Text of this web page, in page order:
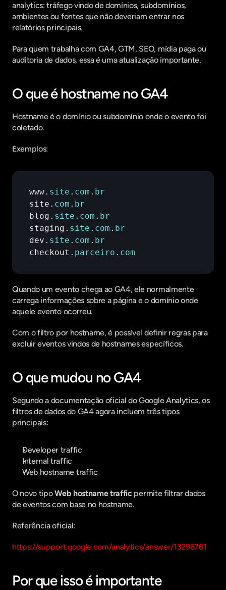
analytics: tráfego vindo de domínios, subdomínios,
ambientes ou fontes que não deveriam entrar nos
relatórios principais.
Para quem trabalha com GA4, GTM, SEO, mídia paga ou
auditoria de dados, essa é uma atualização importante.
O que é hostname no GA4
Hostname é o domínio ou subdomínio onde o evento foi
coletado.
Exemplos:
www. site . com . br
site . com . br
blog . site . com . br
staging . site . com . br
dev . site . com . br
checkout . parceiro . com
Quando um evento chega ao GA4, ele normalmente
carrega informações sobre a página e o domínio onde
aquele evento ocorreu.
Com o filtro por hostname, é possível definir regras para
excluir eventos vindos de hostnames específicos.
O que mudou no GA4
Segundo a documentação oficial do Google Analytics, os
filtros de dados do GA4 agora incluem três tipos
principais:
Developer traffic
Internal traffic
Web hostname traffic
O novo tipo Web hostname traffic permite filtrar dados
de eventos com base no hostname.
Referência oficial:
https://support.google.com/analytics/answer/13296761
Por que isso é importante